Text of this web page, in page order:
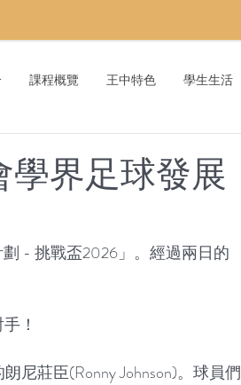
課程概覽 王中特色 學生生活
界足球發展
- 挑戰盃2026」。經過兩日的
！
尼莊臣(Ronny Johnson)。球員們